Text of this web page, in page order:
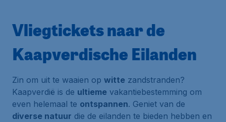
Vliegtickets naar de
Kaapverdische Eilanden
Zin om uit te waaien op witte zandstranden?
Kaapverdië is de ultieme vakantiebestemming om
even helemaal te ontspannen. Geniet van de
diverse natuur die de eilanden te bieden hebben en